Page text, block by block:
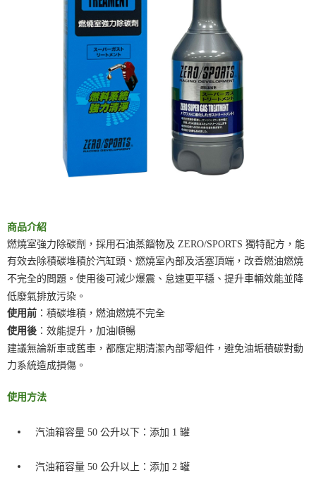
２．訂單成立數日內，您將收到繳費通知簡訊。
３．收到繳費通知簡訊後14天內，點擊此簡訊中的連結，可透過四大超商／
ATM／網路銀行／等多元方式進行付款，方視為交易完成。
※ 請注意：結帳手續完成當下不需立刻繳費，但若您需要取消訂單，請聯絡
購買商品的店家。未經商家同意取消之訂單仍視為有效，需透過AFTEE先享
後付繳納相關費用。
※ 交易是否成功請以「AFTEE先享後付 」之結帳頁面顯示為準，若有關於
是否繳費成功／繳費後需取消欲退款等相關疑問，請聯繫「AFTEE先享後付
https://netprotections.freshdesk.com/support/home
１．透過由恩沛科技股份有限公司提供之「AFTEE先享後付」服務完成之交
易，需依本服務之必要範圍內提供個人資料，並將交易相關給付款項請求債
權轉讓予恩沛科技股份有限公司。
「AFTEE先享後付」，若未經同意申辦者引起之損失，本公司不負相關責
任。
４．使用「AFTEE先享後付」時，將依據個別帳號之用戶狀況，依本公司即
時審查核予不同之上限額度；若仍有額度不足之情形，本公司將視審查結果
請求用戶進行身份認證。
５．嚴禁一人註冊多個帳號或使用他人資訊註冊。若發現惡意使用之情形，
恩沛科技股份有限公司將有權停止該用戶之使用額度並採取法律行動。
每筆NT$55，滿NT$490(含以上)免運費
離島取貨加價40元
每筆NT$60，滿NT$800(含以上)免運費
離島取貨加價40
每筆NT$55，滿NT$800(含以上)免運費
每筆NT$100，滿NT$1,200(含以上)免運費
免運費
商品介紹
燃燒室強力除碳劑，採用石油蒸餾物及 ZERO/SPORTS 獨特配方，能
有效去除積碳堆積於汽缸頭、燃燒室內部及活塞頂端，改善燃油燃燒
不完全的問題。使用後可減少爆震、怠速更平穩、提升車輛效能並降
低廢氣排放污染。
使用前 ：積碳堆積，燃油燃燒不完全
使用後 ：效能提升，加油順暢
建議無論新車或舊車，都應定期清潔內部零組件，避免油垢積碳對動
力系統造成損傷。
使用方法
汽油箱容量 50 公升以下：添加 1 罐
汽油箱容量 50 公升以上：添加 2 罐